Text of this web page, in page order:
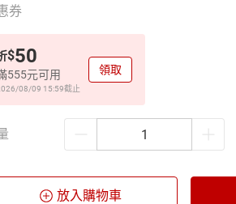
券
$50
555元可用
08/09 15:59截止
領取
放入購物車